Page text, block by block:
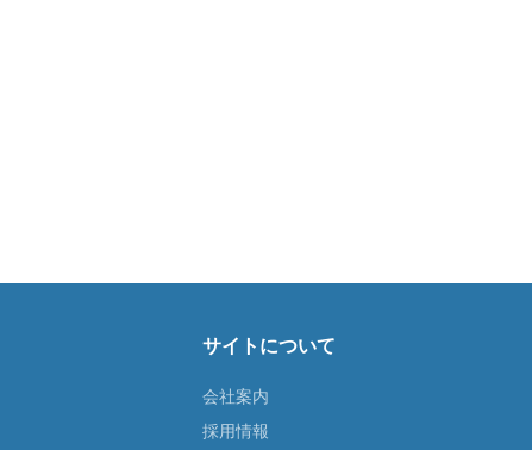
サイトについて
会社案内
採用情報